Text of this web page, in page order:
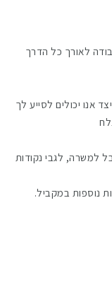
לאורך כל הדרך
אנו יכולים לסייע לך
למשרה, לגבי נקודות
נוספות במקביל.